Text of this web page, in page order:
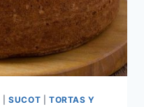
|SUCOT |TORTAS Y